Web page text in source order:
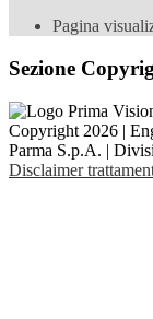
Pagina
Sezione
Copyright 2026 |
Parma S.p.A. |
Disclaimer